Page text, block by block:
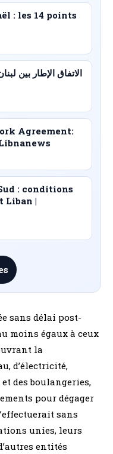
: les 14 points
Agreement:
: conditions
Liban |
sans délai post-
moins égaux à ceux
la
d’électricité,
des boulangeries,
pour dégager
sans
unies, leurs
entités